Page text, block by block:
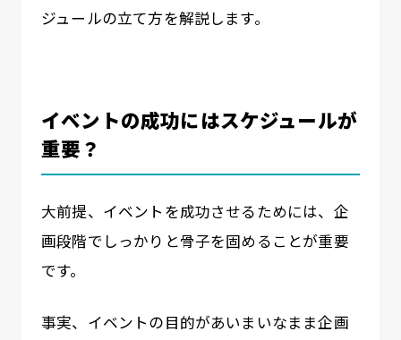
ジュールの立て方を解説します。
イベントの成功にはスケジュールが
重要？
大前提、イベントを成功させるためには、企
画段階でしっかりと骨子を固めることが重要
です。
事実、イベントの目的があいまいなまま企画